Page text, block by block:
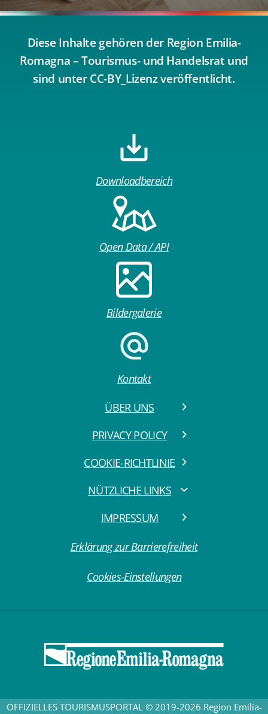
Diese Inhalte gehören der Region Emilia-
Romagna – Tourismus- und Handelsrat und
sind unter CC-BY_Lizenz veröffentlicht.
Downloadbereich
Open Data / API
Bildergalerie
Kontakt
ÜBER UNS
PRIVACY POLICY
COOKIE-RICHTLINIE
NÜTZLICHE LINKS
IMPRESSUM
Erklärung zur Barrierefreiheit
Cookies-Einstellungen
OFFIZIELLES TOURISMUSPORTAL © 2019-2026 Region Emilia-